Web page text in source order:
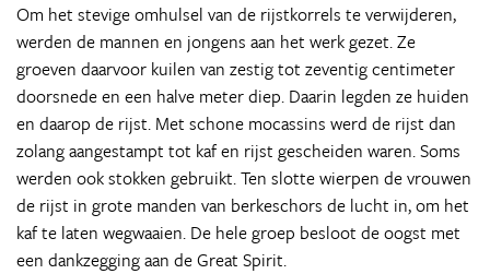
Om het stevige omhulsel van de rijstkorrels te verwijderen,
werden de mannen en jongens aan het werk gezet. Ze
groeven daarvoor kuilen van zestig tot zeventig centimeter
doorsnede en een halve meter diep. Daarin legden ze huiden
en daarop de rijst. Met schone mocassins werd de rijst dan
zolang aangestampt tot kaf en rijst gescheiden waren. Soms
werden ook stokken gebruikt. Ten slotte wierpen de vrouwen
de rijst in grote manden van berkeschors de lucht in, om het
kaf te laten wegwaaien. De hele groep besloot de oogst met
een dankzegging aan de Great Spirit.